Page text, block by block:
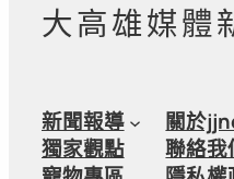
大高雄媒體
新聞報導
獨家觀點
關於
聯絡我